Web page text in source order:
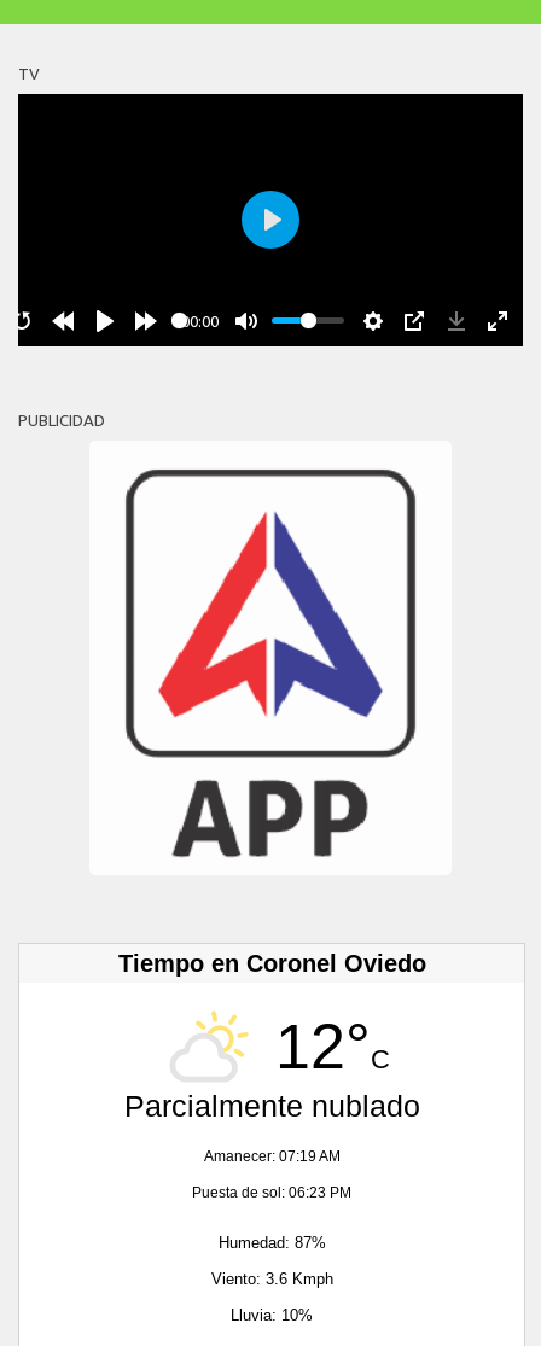
TV
00:00
Play
PUBLICIDAD
Tiempo en Coronel Oviedo
12°C
Parcialmente nublado
Amanecer: 07:19 AM
Puesta de sol: 06:23 PM
Humedad: 87%
Viento: 3.6 Kmph
Lluvia: 10%